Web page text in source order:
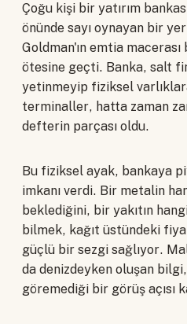
Çoğu kişi bir yatırım
önünde sayı oynayan bir
Goldman'ın emtia
ötesine geçti. Banka, salt
yetinmeyip fiziksel
terminaller, hatta zaman
defterin parçası oldu.
Bu fiziksel ayak, bankaya
imkanı verdi. Bir metalin
beklediğini, bir yakıtın
bilmek, kağıt üstündeki
güçlü bir sezgi sağlıyor.
da denizdeyken oluşan
göremediği bir görüş açısı